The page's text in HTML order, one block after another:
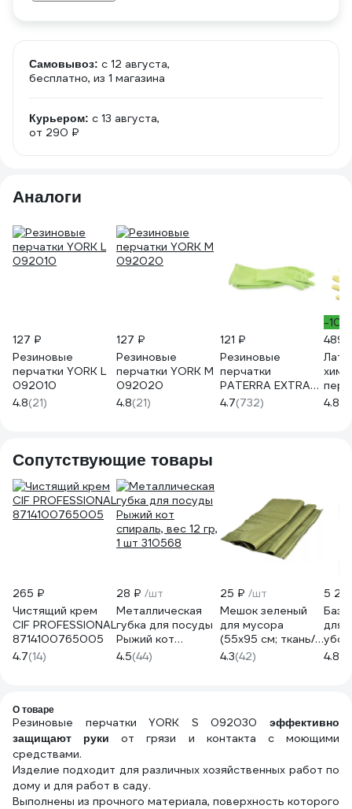
Самовывоз: c 12 августа,
бесплатно, из 1 магазина
Курьером: c 13 августа,
от 290 ₽
Аналоги
127 ₽
Резиновые
перчатки YORK L
092010
4.8(21)
127 ₽
Резиновые
перчатки YORK M
092020
4.8(21)
121 ₽
Резиновые
перчатки
PATERRA EXTRA
KOMФОРТ с алоэ,
р-р S 402-415
4.7(732)
-10%
489
4.8
Сопутствующие товары
265 ₽
Чистящий крем
CIF PROFESSIONAL
8714100765005
4.7(14)
28 ₽ /шт
Металлическая
губка для посуды
Рыжий кот
спираль, вес 12 гр,
1 шт 310568
4.5(44)
25 ₽ /шт
Мешок зеленый
для мусора
(55x95 см; ткань/
полипропилен) ON
02-24-001
4.3(42)
5
для
4.8
О товаре
Резиновые перчатки YORK S 092030 эффективно
защищают руки
от грязи и контакта с моющими
средствами.
Изделие подходит для различных хозяйственных работ по
дому и для работ в саду.
Выполнены из прочного материала, поверхность которого